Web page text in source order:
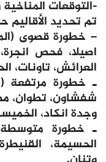
-التوقعات
تم تحديد
– خطورة قصوى
اصيلا، فحص انجرة،
العرائش، تاونات،
ـ خطورة مرتفعة
شفشاون، تطوان،
وجدة انكاد،
ـ خطورة متوسطة
الحسيمة،